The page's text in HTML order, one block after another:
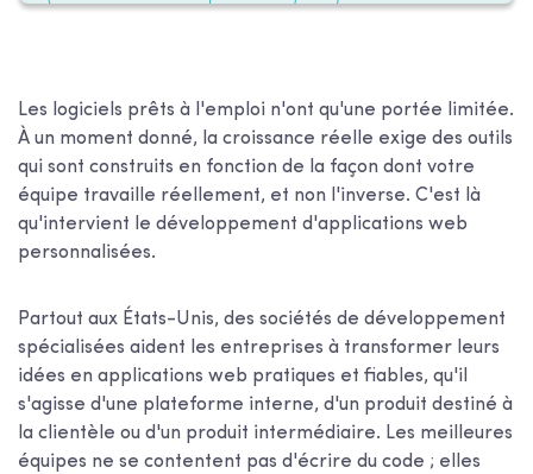
Les logiciels prêts à l'emploi n'ont qu'une portée limitée.
À un moment donné, la croissance réelle exige des outils
qui sont construits en fonction de la façon dont votre
équipe travaille réellement, et non l'inverse. C'est là
qu'intervient le développement d'applications web
personnalisées.
Partout aux États-Unis, des sociétés de développement
spécialisées aident les entreprises à transformer leurs
idées en applications web pratiques et fiables, qu'il
s'agisse d'une plateforme interne, d'un produit destiné à
la clientèle ou d'un produit intermédiaire. Les meilleures
équipes ne se contentent pas d'écrire du code ; elles